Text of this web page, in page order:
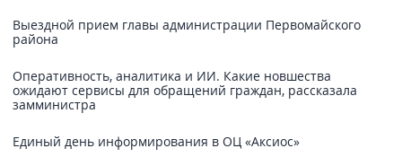
Выездной прием главы администрации Первомайского
района
Оперативность, аналитика и ИИ. Какие новшества
ожидают сервисы для обращений граждан, рассказала
замминистра
Единый день информирования в ОЦ «Аксиос»